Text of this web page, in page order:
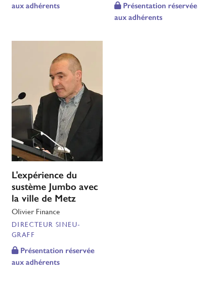
aux adhérents
Présentation réservée
aux adhérents
L'expérience du
sustème Jumbo avec
la ville de Metz
Olivier Finance
DIRECTEUR SINEU-
GRAFF
Présentation réservée
aux adhérents